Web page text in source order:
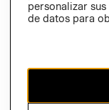
personalizar
de datos para